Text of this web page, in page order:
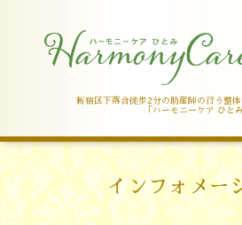
新宿区下落合徒歩2分の助産師の行う整
「ハーモニーケア ひとみ
インフォメー